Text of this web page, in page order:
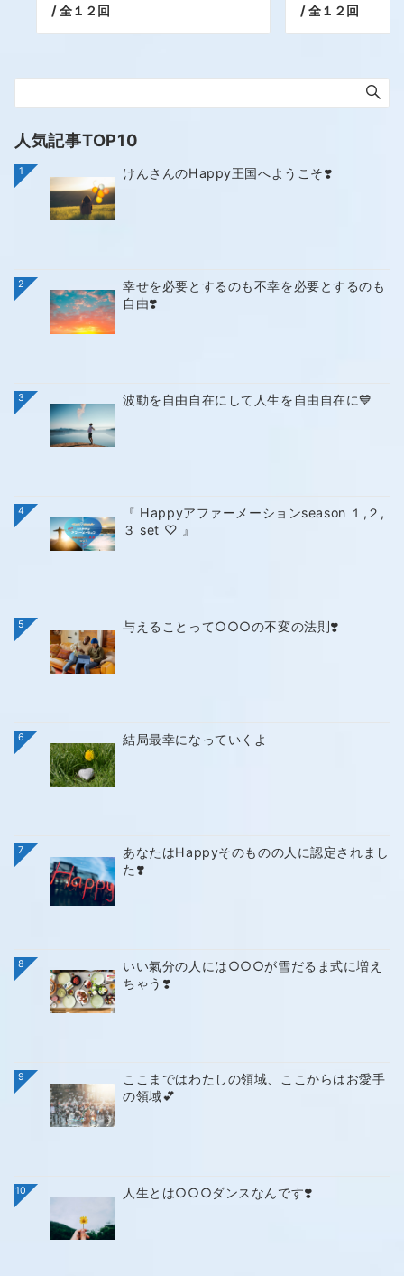
/ 全１２回
/ 全１２回
人気記事TOP10
1 けんさんのHappy王国へようこそ❣️
2
幸せを必要とするのも不幸を必要とするのも
自由❣️
3 波動を自由自在にして人生を自由自在に💙
4
『 Happyアファーメーションseason １,２,
３ set ♡ 』
5 与えることって○○○の不変の法則❣️
6 結局最幸になっていくよ
7
あなたはHappyそのものの人に認定されまし
た❣️
8
いい氣分の人には○○○が雪だるま式に増え
ちゃう❣️
9
ここまではわたしの領域、ここからはお愛手
の領域💕
10 人生とは○○○ダンスなんです❣️